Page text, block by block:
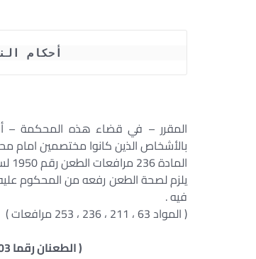
أحكام النقض
بالأشخاص الذين كانوا مختصمين امام
المادة 236 مرافعات الطعن رقم 1950 لسنة 60 ق جلسة 1997/11/20 س 48 ج 2 ص 1269
يلزم لصحة الطعن رفعه من المحكوم
فيه .
( المواد 63 ، 211 ، 236 ، 253 مرافعات )
( الطعنان رقما 503 ، 516 لسنة 57 ق جلسة 1997/7/8 س 48 ج 2 ص 1075 )